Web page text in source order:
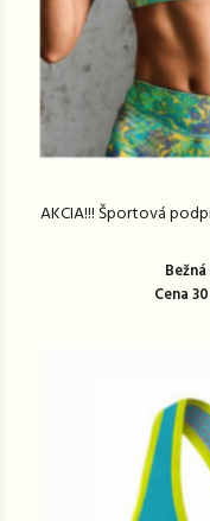
AKCIA!!! Športová
Cena